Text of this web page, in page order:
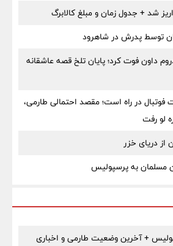
توسط پدرش در شاهرود
داون فوت کرد؛ پایان تلخ قصه عاشقانه
فوتبال در راه است؛ مقصد احتمالی طارمی،
از دریای خزر
به پرسپولیس
+ آخرین وضعیت طارمی و اخباری